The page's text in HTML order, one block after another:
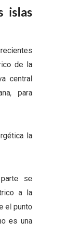
islas
de la
central
para
la
se
a la
el punto
es una